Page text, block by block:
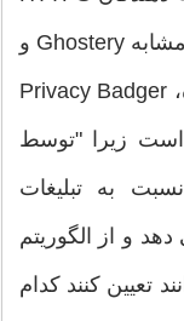
everywhere نوشته شده و کارکرد آن مشابه Ghostery و
Disconnect است. به گفته تیم سازنده، Privacy Badger
است زیرا "توسط
به تبلیغات
و از الگوریتم
تعیین کنند کدام